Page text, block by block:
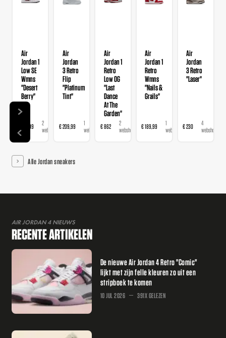
Air
Jordan 1
Low SE
Wmns
"Desert
Berry"
€ 139,99
2
webshops
Air
Jordan
3 Retro
Flip
"Platinum
Tint"
€ 209,99
1
webshop
Air
Jordan 1
Retro
Low OG
"Last
Dance
At The
Garden"
€ 862
2
webshops
Air
Jordan 1
Retro
Wmns
"Nails &
Grails"
€ 189,99
1
webshop
Air
Jordan
3 Retro
"Laser"
€ 230
4
webshops
Alle Jordan sneakers
AIR JORDAN 4 NIEUWS
RECENTE ARTIKELEN
De nieuwe Air Jordan 4 Retro "Comic"
lijkt met zijn felle kleuren zo uit een
stripboek te komen
10 JUL 2026 391X GELEZEN